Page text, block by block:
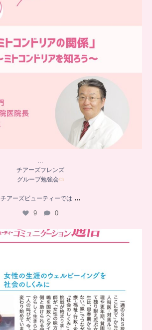
…
チアーズフレンズ
グループ勉強会
チアーズビューティーでは ...
9 0
..
8